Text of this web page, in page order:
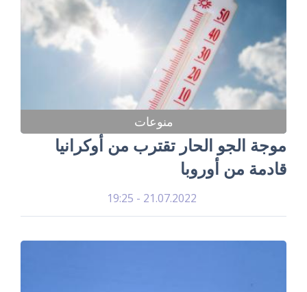
منوعات
موجة الجو الحار تقترب من أوكرانيا
قادمة من أوروبا
21.07.2022 - 19:25